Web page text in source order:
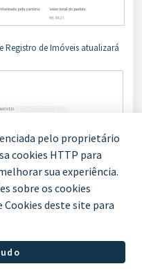
de Imóveis atualizará
pelo proprietário
cookies HTTP para
sua experiência.
sobre os cookies
deste site para